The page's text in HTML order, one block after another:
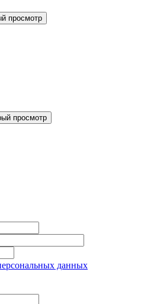
просмотр
просмотр
данных